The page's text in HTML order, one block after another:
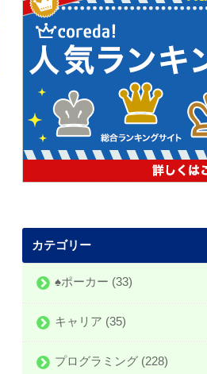
カテゴリー
♠️ポーカー (33)
キャリア (35)
プログラミング (228)